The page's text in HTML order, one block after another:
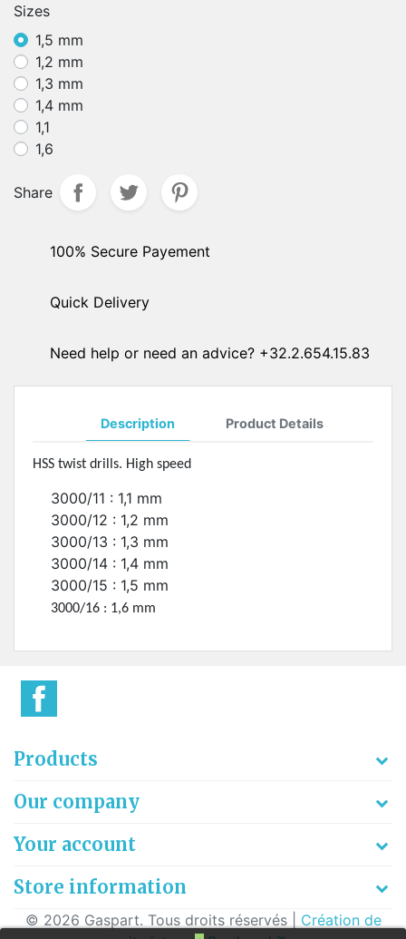
Sizes
1,5 mm
1,2 mm
1,3 mm
1,4 mm
1,1
1,6
Share
100% Secure Payement
Quick Delivery
Need help or need an advice? +32.2.654.15.83
Description Product Details
HSS twist drills. High speed
3000/11 : 1,1 mm
3000/12 : 1,2 mm
3000/13 : 1,3 mm
3000/14 : 1,4 mm
3000/15 : 1,5 mm
3000/16 : 1,6 mm
Products
Our company
Your account
Store information
© 2026 Gaspart. Tous droits réservés | Création de